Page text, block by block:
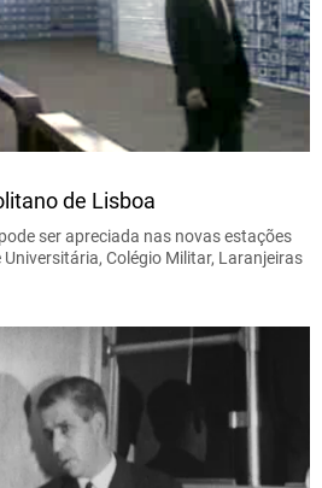
de Lisboa
ser apreciada nas novas estações
Colégio Militar, Laranjeiras